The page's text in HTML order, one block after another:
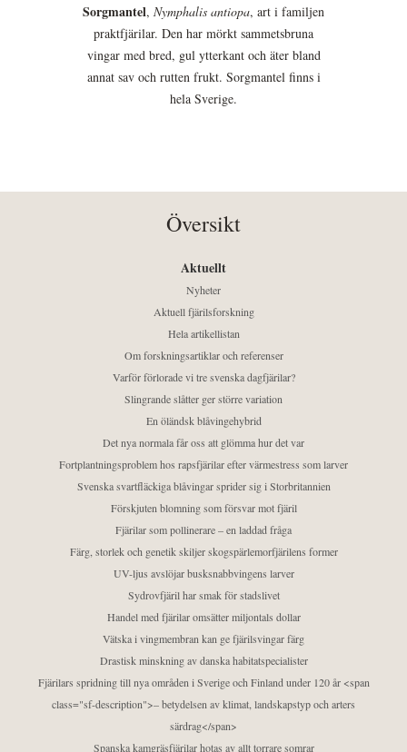
Sorgmantel, Nymphalis antiopa, art i familjen
praktfjärilar. Den har mörkt sammetsbruna
vingar med bred, gul ytterkant och äter bland
annat sav och rutten frukt. Sorgmantel finns i
hela Sverige.
Översikt
Aktuellt
Nyheter
Aktuell fjärilsforskning
Hela artikellistan
Om forskningsartiklar och referenser
Varför förlorade vi tre svenska dagfjärilar?
Slingrande slåtter ger större variation
En öländsk blåvingehybrid
Det nya normala får oss att glömma hur det var
Fortplantningsproblem hos rapsfjärilar efter värmestress som larver
Svenska svartfläckiga blåvingar sprider sig i Storbritannien
Förskjuten blomning som försvar mot fjäril
Fjärilar som pollinerare – en laddad fråga
Färg, storlek och genetik skiljer skogspärlemorfjärilens former
UV-ljus avslöjar busksnabbvingens larver
Sydrovfjäril har smak för stadslivet
Handel med fjärilar omsätter miljontals dollar
Vätska i vingmembran kan ge fjärilsvingar färg
Drastisk minskning av danska habitatspecialister
Fjärilars spridning till nya områden i Sverige och Finland under 120 år <span
class="sf-description">– betydelsen av klimat, landskapstyp och arters
särdrag</span>
Spanska kamgräsfjärilar hotas av allt torrare somrar